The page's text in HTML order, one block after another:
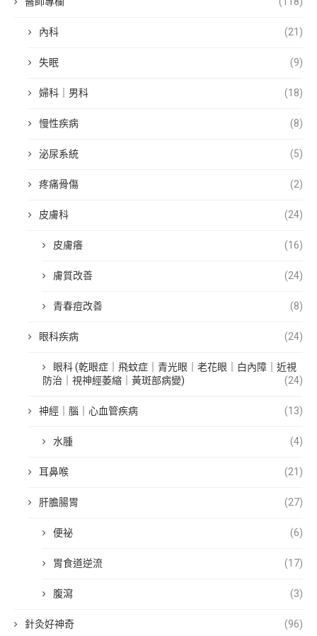
內科 (21)
失眠 (9)
婦科｜男科 (18)
慢性疾病 (8)
泌尿系統 (5)
疼痛骨傷 (2)
皮膚科 (24)
皮膚癢 (16)
膚質改善 (24)
青春痘改善 (8)
眼科疾病 (24)
眼科 (乾眼症｜飛蚊症｜青光眼｜老花眼｜白內障｜近視
防治｜視神經萎縮｜黃斑部病變)
(24)
神經｜腦｜心血管疾病 (13)
水腫 (4)
耳鼻喉 (21)
肝膽腸胃 (27)
便祕 (6)
胃食道逆流 (17)
腹瀉 (3)
針灸好神奇 (96)